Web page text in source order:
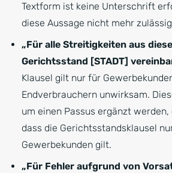
Textform ist keine Unterschrift
diese Aussage nicht mehr
„Für alle Streitigkeiten aus
Gerichtsstand [STADT]
Klausel gilt nur für
Endverbrauchern unwirksam.
um einen Passus ergänzt
dass die Gerichtsstandsklausel
Gewerbekunden gilt.
„Für Fehler aufgrund von